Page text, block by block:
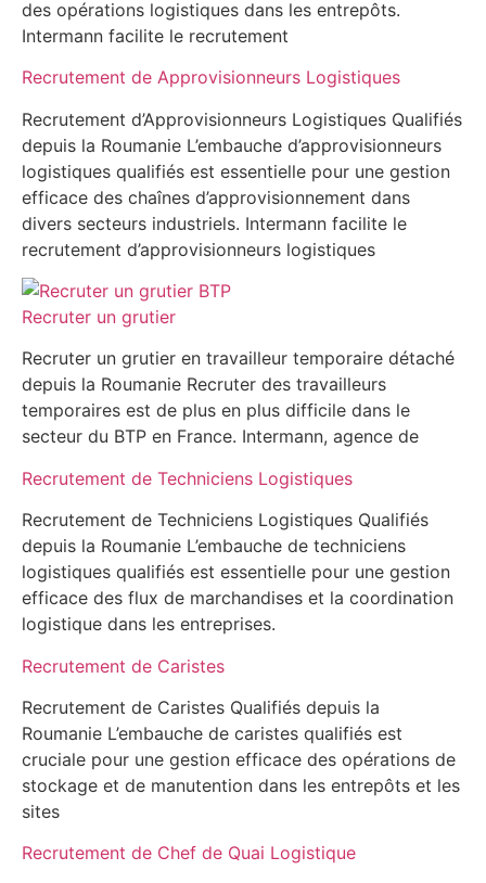
des opérations logistiques dans les entrepôts.
Intermann facilite le recrutement
Recrutement de Approvisionneurs Logistiques
Recrutement d’Approvisionneurs Logistiques Qualifiés
depuis la Roumanie L’embauche d’approvisionneurs
logistiques qualifiés est essentielle pour une gestion
efficace des chaînes d’approvisionnement dans
divers secteurs industriels. Intermann facilite le
recrutement d’approvisionneurs logistiques
Recruter un grutier
Recruter un grutier en travailleur temporaire détaché
depuis la Roumanie Recruter des travailleurs
temporaires est de plus en plus difficile dans le
secteur du BTP en France. Intermann, agence de
Recrutement de Techniciens Logistiques
Recrutement de Techniciens Logistiques Qualifiés
depuis la Roumanie L’embauche de techniciens
logistiques qualifiés est essentielle pour une gestion
efficace des flux de marchandises et la coordination
logistique dans les entreprises.
Recrutement de Caristes
Recrutement de Caristes Qualifiés depuis la
Roumanie L’embauche de caristes qualifiés est
cruciale pour une gestion efficace des opérations de
stockage et de manutention dans les entrepôts et les
sites
Recrutement de Chef de Quai Logistique